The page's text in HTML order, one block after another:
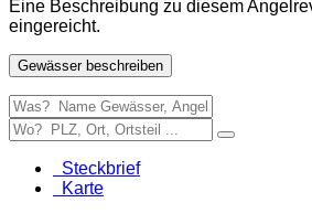
Eine Beschreibung zu diesem
eingereicht.
Gewässer beschreiben
Steckbrief
Karte